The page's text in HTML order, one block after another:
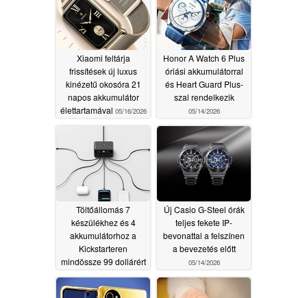
Xiaomi feltárja
frissítések új luxus
kinézetű okosóra 21
napos akkumulátor
élettartamával 05/16/2026
Honor A Watch 6 Plus
óriási akkumulátorral
és Heart Guard Plus-
szal rendelkezik
05/14/2026
Töltőállomás 7
készülékhez és 4
akkumulátorhoz a
Kickstarteren
mindössze 99 dollárért
05/14/2026
Új Casio G-Steel órák
teljes fekete IP-
bevonattal a felszínen
a bevezetés előtt
05/14/2026